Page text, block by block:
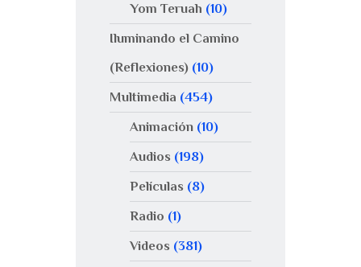
Yom Teruah (10)
Iluminando el Camino
(Reflexiones) (10)
Multimedia (454)
Animación(10)
Audios (198)
Películas (8)
Radio (1)
Videos (381)